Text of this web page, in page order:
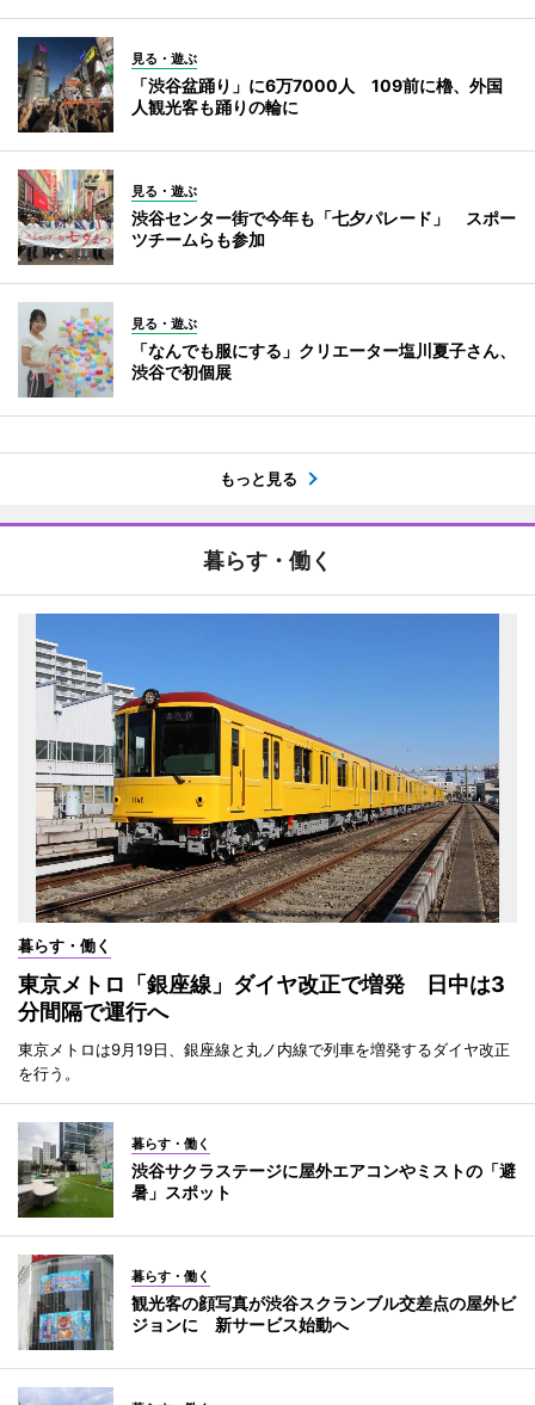
見る・遊ぶ
「渋谷盆踊り」に6万7000人 109前に櫓、外国
人観光客も踊りの輪に
見る・遊ぶ
渋谷センター街で今年も「七夕パレード」 スポー
ツチームらも参加
見る・遊ぶ
「なんでも服にする」クリエーター塩川夏子さん、
渋谷で初個展
もっと見る
暮らす・働く
暮らす・働く
東京メトロ「銀座線」ダイヤ改正で増発 日中は3
分間隔で運行へ
東京メトロは9月19日、銀座線と丸ノ内線で列車を増発するダイヤ改正
を行う。
暮らす・働く
渋谷サクラステージに屋外エアコンやミストの「避
暑」スポット
暮らす・働く
観光客の顔写真が渋谷スクランブル交差点の屋外ビ
ジョンに 新サービス始動へ